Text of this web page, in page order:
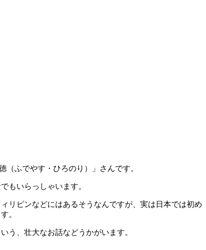
ふでやす・ひろのり）」さんです。
もいらっしゃいます。
リピンなどにはあるそうなんですが、実は日本では初め
。
う、壮大なお話などうかがいます。